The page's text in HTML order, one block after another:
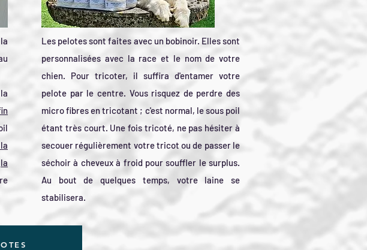
la
Les pelotes sont faites avec un bobinoir. Elles sont
personnalisées avec la race et le nom de votre
chien. Pour tricoter, il suffira d'entamer votre
pelote par le centre. Vous risquez de perdre des
micro fibres en tricotant ; c'est normal, le sous poil
étant très court. Une fois tricoté, ne pas hésiter à
secouer régulièrement votre tricot ou de passer le
séchoir à cheveux à froid pour souffler le surplus.
Au bout de quelques temps, votre laine se
stabilisera.